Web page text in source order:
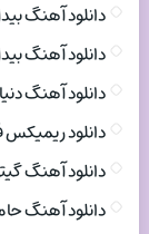
دانلود آهنگ
دانلود آهنگ
دانلود آهنگ
دانلود ریمیکس
دانلود آهنگ
دانلود آهنگ